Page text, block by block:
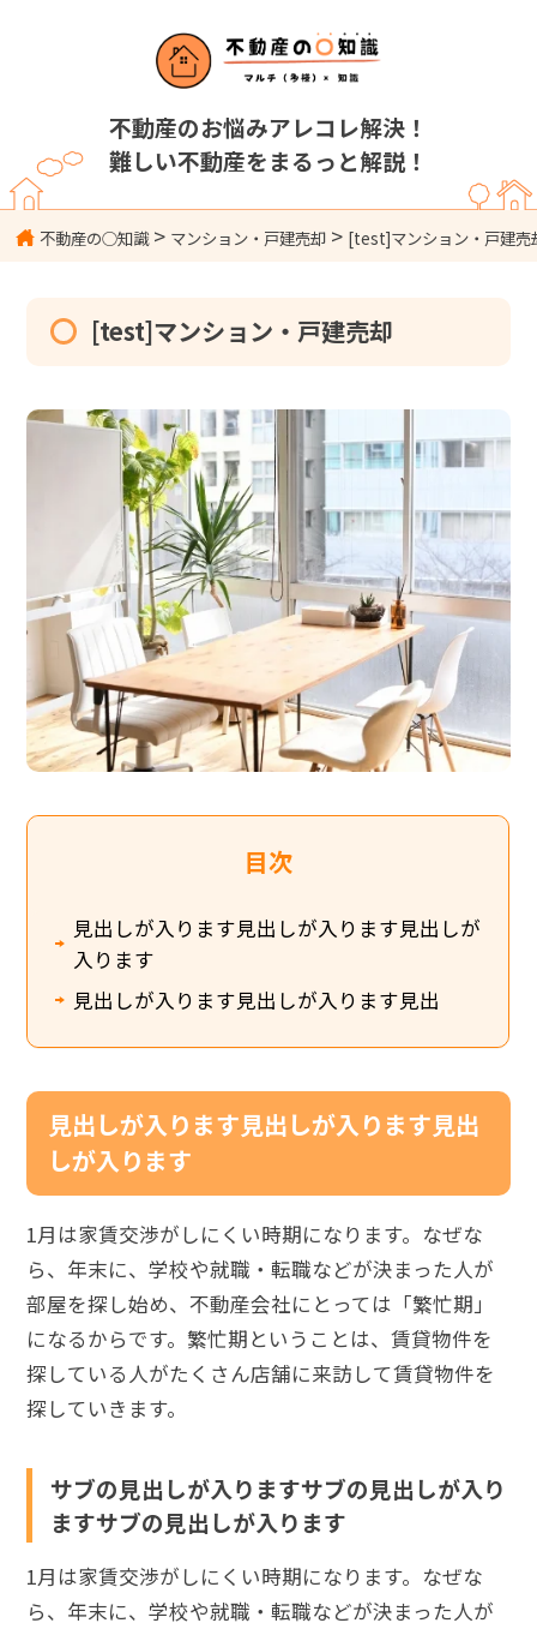
不動産のお悩みアレコレ解決！
難しい不動産をまるっと解説！
不動産の○知識> マンション・戸建売却 > [test]マンション・戸建売
[test]マンション・戸建売却
目次
見出しが入ります見出しが入ります見出しが
入ります
見出しが入ります見出しが入ります見出
見出しが入ります見出しが入ります見出
しが入ります
1月は家賃交渉がしにくい時期になります。なぜな
ら、年末に、学校や就職・転職などが決まった人が
部屋を探し始め、不動産会社にとっては「繁忙期」
になるからです。繁忙期ということは、賃貸物件を
探している人がたくさん店舗に来訪して賃貸物件を
探していきます。
サブの見出しが入りますサブの見出しが入り
ますサブの見出しが入ります
1月は家賃交渉がしにくい時期になります。なぜな
ら、年末に、学校や就職・転職などが決まった人が